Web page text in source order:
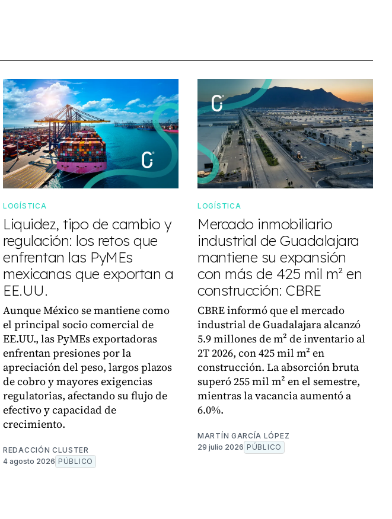
LOGÍSTICA
Liquidez, tipo de cambio y
regulación: los retos que
enfrentan las PyMEs
mexicanas que exportan a
EE.UU.
Aunque México se mantiene como
el principal socio comercial de
EE.UU., las PyMEs exportadoras
enfrentan presiones por la
apreciación del peso, largos plazos
de cobro y mayores exigencias
regulatorias, afectando su flujo de
efectivo y capacidad de
crecimiento.
REDACCIÓN CLUSTER
4 agosto 2026 PÚBLICO
LOGÍSTICA
Mercado inmobiliario
industrial de Guadalajara
mantiene su expansión
con más de 425 mil m² en
construcción: CBRE
CBRE informó que el mercado
industrial de Guadalajara alcanzó
5.9 millones de m² de inventario al
2T 2026, con 425 mil m² en
construcción. La absorción bruta
superó 255 mil m² en el semestre,
mientras la vacancia aumentó a
6.0%.
MARTÍN GARCÍA LÓPEZ
29 julio 2026 PÚBLICO